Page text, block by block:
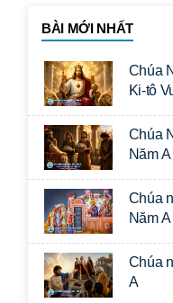
BÀI MỚI NHẤT
Chúa
Ki-tô
Chúa
Năm A
Chúa
Năm A
Chúa
A